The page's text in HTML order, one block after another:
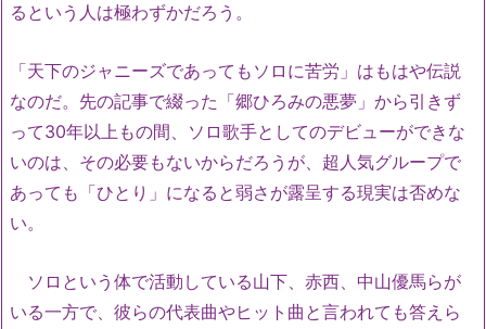
るという人は極わずかだろう。
「天下のジャニーズであってもソロに苦労」はもはや伝説
なのだ。先の記事で綴った「郷ひろみの悪夢」から引きず
って30年以上もの間、ソロ歌手としてのデビューができな
いのは、その必要もないからだろうが、超人気グループで
あっても「ひとり」になると弱さが露呈する現実は否めな
い。
ソロという体で活動している山下、赤西、中山優馬らが
いる一方で、彼らの代表曲やヒット曲と言われても答えら